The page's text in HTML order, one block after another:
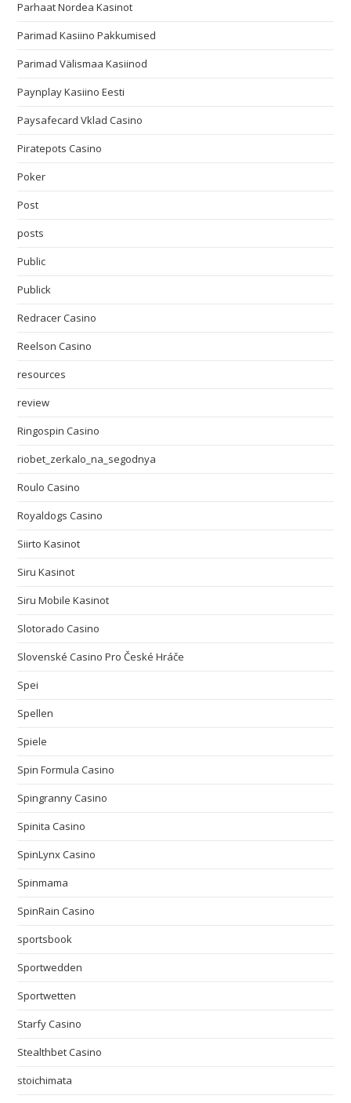
Parhaat Nordea Kasinot
Parimad Kasiino Pakkumised
Parimad Välismaa Kasiinod
Paynplay Kasiino Eesti
Paysafecard Vklad Casino
Piratepots Casino
Poker
Post
posts
Public
Publick
Redracer Casino
Reelson Casino
resources
review
Ringospin Casino
riobet_zerkalo_na_segodnya
Roulo Casino
Royaldogs Casino
Siirto Kasinot
Siru Kasinot
Siru Mobile Kasinot
Slotorado Casino
Slovenské Casino Pro České Hráče
Spei
Spellen
Spiele
Spin Formula Casino
Spingranny Casino
Spinita Casino
SpinLynx Casino
Spinmama
SpinRain Casino
sportsbook
Sportwedden
Sportwetten
Starfy Casino
Stealthbet Casino
stoichimata